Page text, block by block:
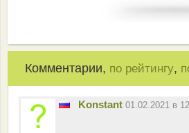
Комментарии, по рейтингу,
Konstant 01.02.2021 в